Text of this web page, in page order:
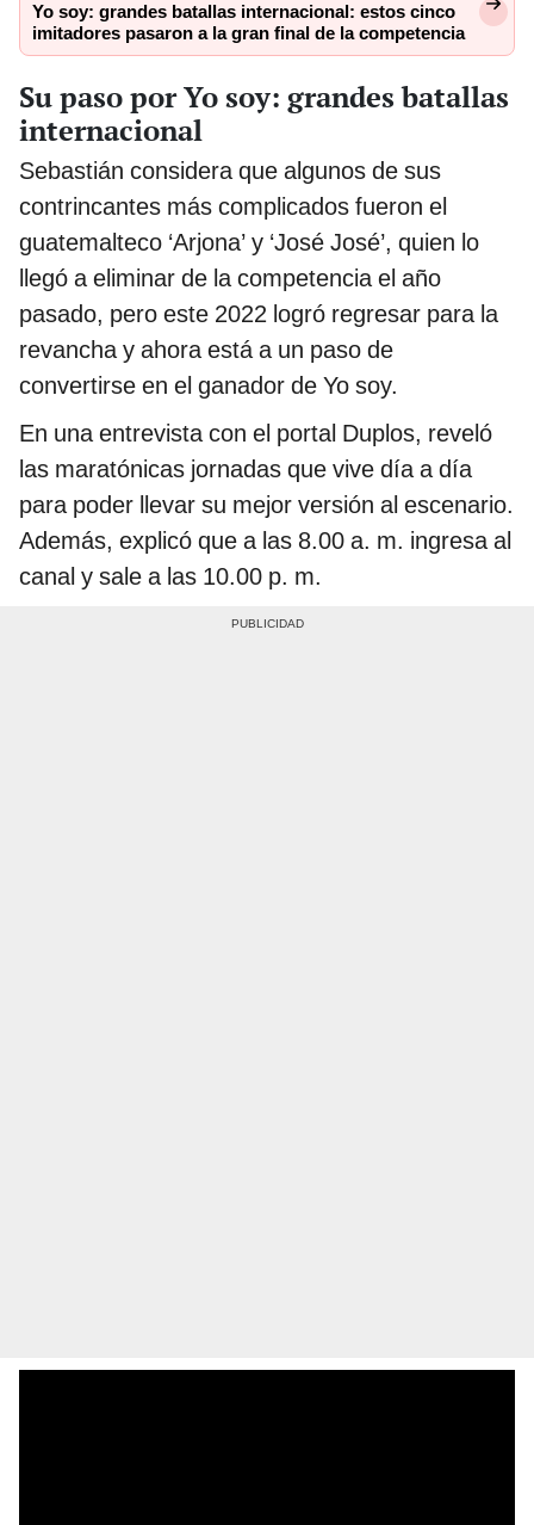
Yo soy: grandes batallas internacional: estos cinco
imitadores pasaron a la gran final de la competencia
Su paso por Yo soy: grandes batallas
internacional
Sebastián considera que algunos de sus
contrincantes más complicados fueron el
guatemalteco ‘Arjona’ y ‘José José’, quien lo
llegó a eliminar de la competencia el año
pasado, pero este 2022 logró regresar para la
revancha y ahora está a un paso de
convertirse en el ganador de Yo soy.
En una entrevista con el portal Duplos, reveló
las maratónicas jornadas que vive día a día
para poder llevar su mejor versión al escenario.
Además, explicó que a las 8.00 a. m. ingresa al
canal y sale a las 10.00 p. m.